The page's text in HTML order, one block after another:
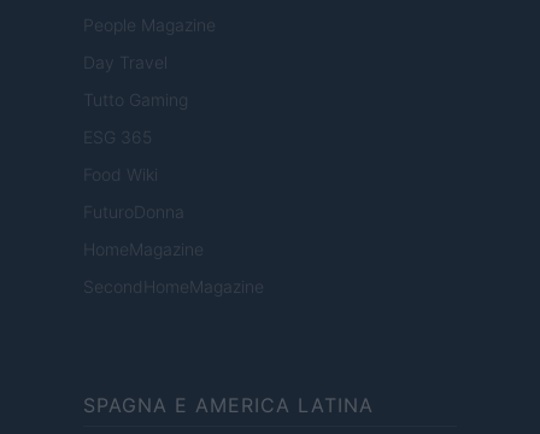
People Magazine
Day Travel
Tutto Gaming
ESG 365
Food Wiki
FuturoDonna
HomeMagazine
SecondHomeMagazine
SPAGNA E AMERICA LATINA